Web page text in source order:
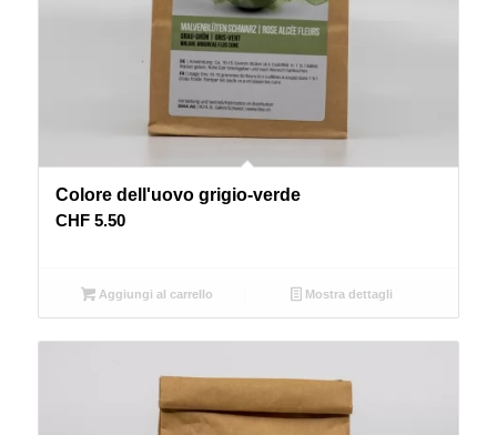
Colore dell'uovo grigio-verde
CHF5.50
Aggiungi al carrello Mostra dettagli